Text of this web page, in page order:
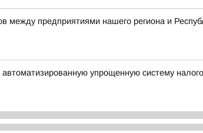
между предприятиями нашего региона и
упрощенную систему